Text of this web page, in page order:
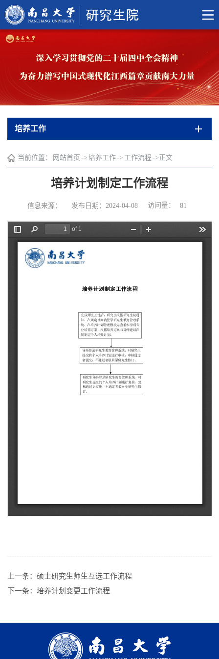
培养工作
当前位置： 网站首页 -> 培养工作-> 工作流程 -> 正文
培养计划制定工作流程
信息来源： 发布日期：2024-04-08 访问量： 81
上一条： 硕士研究生师生互选工作流程
下一条： 培养计划变更工作流程